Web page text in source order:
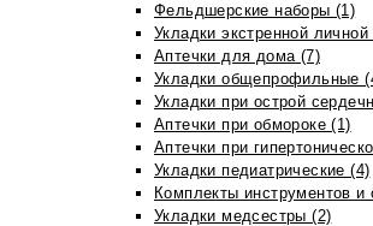
Фельдшерские наборы (1)
Укладки экстренной
Аптечки для дома (7)
Укладки общепрофильные
Укладки при острой
Аптечки при обмороке (1)
Аптечки при
Укладки педиатрические (4)
Комплекты инструментов
Укладки медсестры (2)